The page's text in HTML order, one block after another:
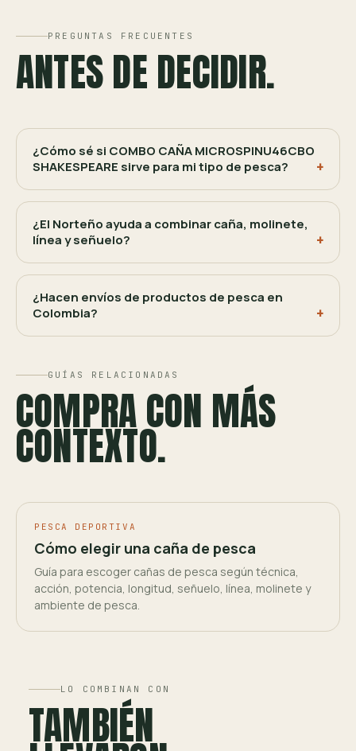
PREGUNTAS FRECUENTES
ANTES DE DECIDIR.
¿Cómo sé si COMBO CAÑA MICROSPINU46CBO
SHAKESPEARE sirve para mi tipo de pesca?
¿El Norteño ayuda a combinar caña, molinete,
línea y señuelo?
¿Hacen envíos de productos de pesca en
Colombia?
GUÍAS RELACIONADAS
COMPRA CON MÁS
CONTEXTO.
PESCA DEPORTIVA
Cómo elegir una caña de pesca
Guía para escoger cañas de pesca según técnica,
acción, potencia, longitud, señuelo, línea, molinete y
ambiente de pesca.
LO COMBINAN CON
TAMBIÉN